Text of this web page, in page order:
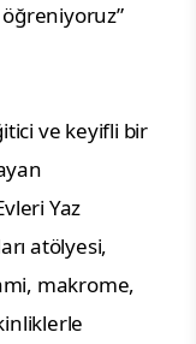
öğreniyoruz”
ve keyifli bir
Yaz
atölyesi,
makrome,